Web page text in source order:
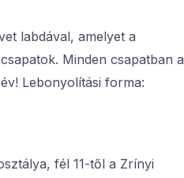
labdával, amelyet a
Minden csapatban a
Lebonyolítási forma:
fél 11-től a Zrínyi